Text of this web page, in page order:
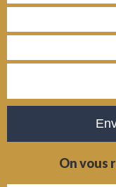
On vous